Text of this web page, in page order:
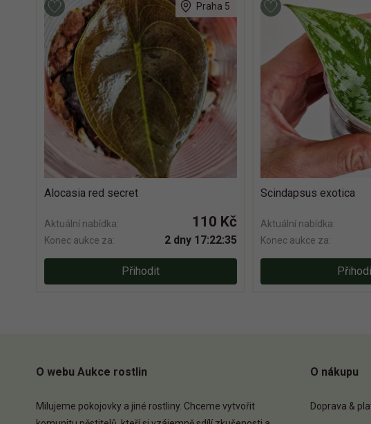
Praha 5
Alocasia red secret
Aktuální nabídka: 110 Kč
Konec aukce za: 2 dny 17:22:35
Přihodit
Scindapsus exotica
Aktuální nabídka:
Konec aukce za:
O webu Aukce rostlin
Milujeme pokojovky a jiné rostliny. Chceme vytvořit
O nákupu
Doprava &